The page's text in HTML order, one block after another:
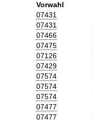
Vorwahl
07431
07431
07466
07475
07126
07429
07574
07574
07574
07477
07477